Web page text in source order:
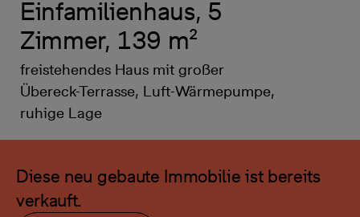
Einfamilienhaus, 5
Zimmer, 139 m²
freistehendes Haus mit großer
Übereck-Terrasse, Luft-Wärmepumpe,
ruhige Lage
Diese neu gebaute Immobilie ist bereits
verkauft.